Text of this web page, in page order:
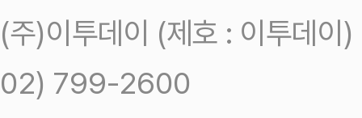
(주)이투데이 (제호 : 이투데
02) 799-2600